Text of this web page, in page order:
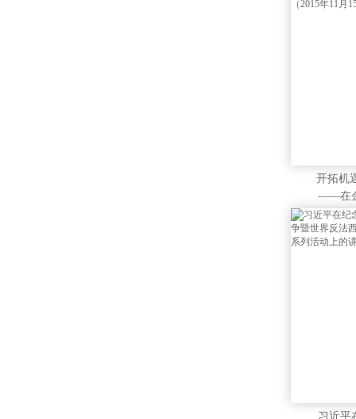
黎大会
开拓机
——在
导人非
的发言
月
习近平